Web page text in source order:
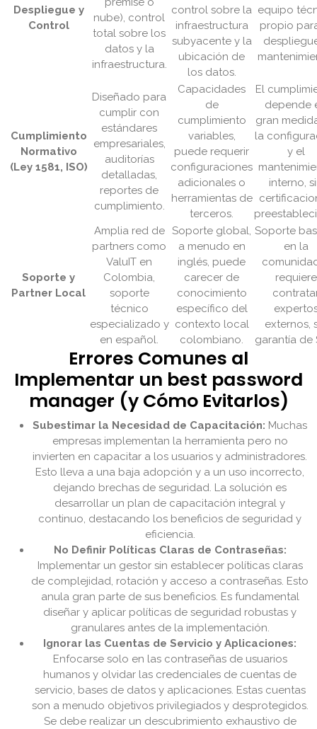
Despliegue y
Control
nube), control
total sobre los
datos y la
infraestructura.
control sobre la
infraestructura
subyacente y la
ubicación de
los datos.
equipo
propio
Cumplimiento
Normativo
(Ley 1581, ISO)
Diseñado para
cumplir con
estándares
empresariales,
auditorías
detalladas,
reportes de
cumplimiento.
Capacidades
de
cumplimiento
variables,
puede requerir
configuraciones
adicionales o
herramientas de
terceros.
El
depende
gran
la
y el
interno,
Soporte y
Partner Local
Amplia red de
partners como
ValuIT en
Colombia,
soporte
técnico
especializado y
en español.
Soporte global,
a menudo en
inglés, puede
carecer de
conocimiento
específico del
contexto local
colombiano.
Soporte
en la
requiere
externos,
garantía de
Errores Comunes al
Implementar un best password
manager (y Cómo Evitarlos)
Subestimar la Necesidad de Capacitación: Muchas
empresas implementan la herramienta pero no
invierten en capacitar a los usuarios y administradores.
Esto lleva a una baja adopción y a un uso incorrecto,
dejando brechas de seguridad. La solución es
desarrollar un plan de capacitación integral y
continuo, destacando los beneficios de seguridad y
eficiencia.
No Definir Políticas Claras de Contraseñas:
Implementar un gestor sin establecer políticas claras
de complejidad, rotación y acceso a contraseñas. Esto
anula gran parte de sus beneficios. Es fundamental
diseñar y aplicar políticas de seguridad robustas y
granulares antes de la implementación.
Ignorar las Cuentas de Servicio y Aplicaciones:
Enfocarse solo en las contraseñas de usuarios
humanos y olvidar las credenciales de cuentas de
servicio, bases de datos y aplicaciones. Estas cuentas
son a menudo objetivos privilegiados y desprotegidos.
Se debe realizar un descubrimiento exhaustivo de